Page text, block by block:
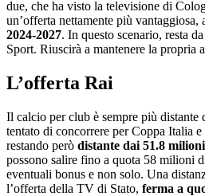
due, che ha visto la televisione di
un’offerta nettamente più vantaggiosa,
2024-2027. In questo scenario, resta
Sport. Riuscirà a mantenere la propria
L’offerta Rai
Il calcio per club è sempre più distante
tentato di concorrere per Coppa Italia
restando però distante dai 51.8
possono salire fino a quota 58 milioni
eventuali bonus e non solo. Una
l’offerta della TV di Stato, ferma a